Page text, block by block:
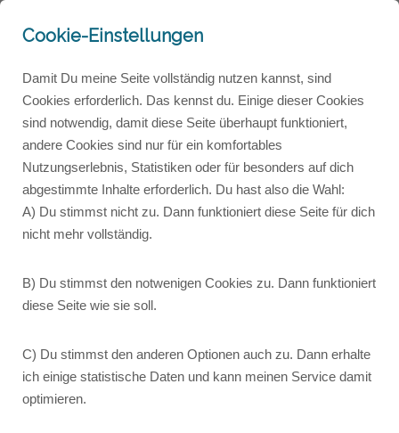
Verkörperte Sichtbarkeit
Sprich sichtbar, klar, präsent
deren berufliche Rolle
gewachsen ist und die das
Cookie-Einstellungen
Damit Du meine Seite vollständig nutzen kannst, sind
Cookies erforderlich. Das kennst du. Einige dieser Cookies
sind notwendig, damit diese Seite überhaupt funktioniert,
andere Cookies sind nur für ein komfortables
Nutzungserlebnis, Statistiken oder für besonders auf dich
abgestimmte Inhalte erforderlich. Du hast also die Wahl:
A) Du stimmst nicht zu. Dann funktioniert diese Seite für dich
nicht mehr vollständig.
B) Du stimmst den notwenigen Cookies zu. Dann funktioniert
diese Seite wie sie soll.
C) Du stimmst den anderen Optionen auch zu. Dann erhalte
ich einige statistische Daten und kann meinen Service damit
optimieren.